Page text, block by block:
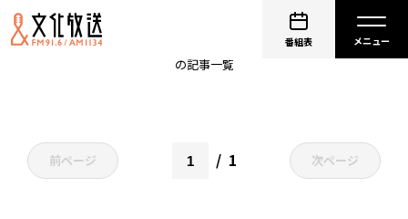
番組表
の記事一覧
前ページ 1 次ページ